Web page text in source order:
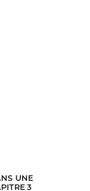
UNE
3